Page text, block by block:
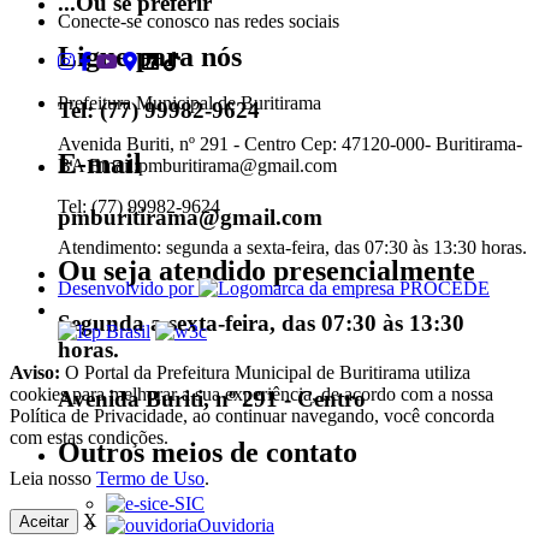
Ligue para nós
Tel: (77) 99982-9624
E-mail
pmburitirama@gmail.com
Ou seja atendido presencialmente
Segunda a sexta-feira, das 07:30 às 13:30
horas.
Avenida Buriti, nº 291 - Centro
Outros meios de contato
e-SIC
Ouvidoria
Conecte-se conosco nas redes sociais
Prefeitura Municipal de Buritirama
Avenida Buriti, nº 291 - Centro Cep: 47120-000- Buritirama-
BA Email:pmburitirama@gmail.com
Tel: (77) 99982-9624
Atendimento: segunda a sexta-feira, das 07:30 às 13:30 horas.
Desenvolvido por
Aviso: O Portal da Prefeitura Municipal de Buritirama utiliza
cookies para melhorar a sua experiência, de acordo com a nossa
Política de Privacidade, ao continuar navegando, você concorda
com estas condições.
Leia nosso Termo de Uso.
Aceitar X